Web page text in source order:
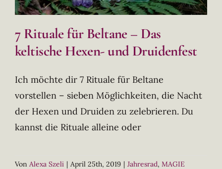
7 Rituale für Beltane – Das
keltische Hexen- und Druidenfest
Ich möchte dir 7 Rituale für Beltane
vorstellen – sieben Möglichkeiten, die Nacht
der Hexen und Druiden zu zelebrieren. Du
kannst die Rituale alleine oder
Von Alexa Szeli | April 25th, 2019 | Jahresrad, MAGIE